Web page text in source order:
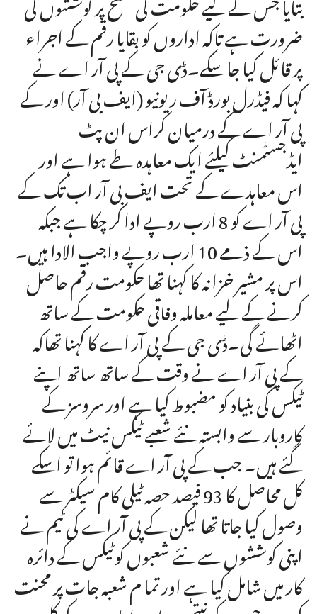
ضرورت ہے تاکہ اداروں کو بقایا رقم کے اجراء
پر قائل کیا جا سکے۔ڈی جی کے پی آر اے نے
کہا کہ فیڈرل بورڈ آف ریونیو (ایف بی آر) اور کے
پی آر اے کے درمیان کراس ان پٹ
ایڈجسٹمنٹ کیلئے ایک معاہدہ طے ہوا ہے اور
اس معاہدے کے تحت ایف بی آر اب تک کے
پی آر اے کو 8 ارب روپے ادا کر چکا ہے جبکہ
اس کے ذمے 10 ارب روپے واجب الادا ہیں۔
اس پر مشیر خزانہ کا کہنا تھا حکومت رقم حاصل
کرنے کے لیے معاملہ وفاقی حکومت کے ساتھ
اٹھائے گی۔ڈی جی کے پی آر اے کا کہنا تھاکہ
کے پی آر اے نے وقت کے ساتھ ساتھ اپنے
ٹیکس کی بنیاد کو مضبوط کیا ہے اور سروسز کے
کاروبار سے وابستہ نئے شعبے ٹیکس نیٹ میں لائے
گئے ہیں۔ جب کے پی آر اے قائم ہوا تو اسکے
کل محاصل کا 93 فیصد حصہ ٹیلی کام سیکٹر سے
وصول کیا جاتا تھا لیکن کے پی آر اے کی ٹیم نے
اپنی کوششوں سے نئے شعبوں کوٹیکس کے دائرہ
کار میں شامل کیا ہے اور تما م شعبہ جات پر محنت